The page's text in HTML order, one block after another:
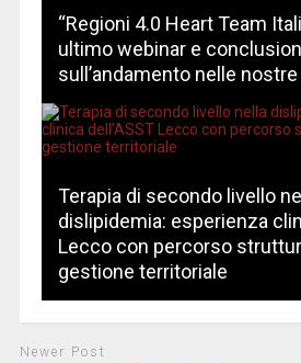
“Regioni 4.0 Heart Team
ultimo webinar e
sull’andamento nelle
Terapia di secondo livello
dislipidemia: esperienza
Lecco con percorso
gestione territoriale
Newer Post